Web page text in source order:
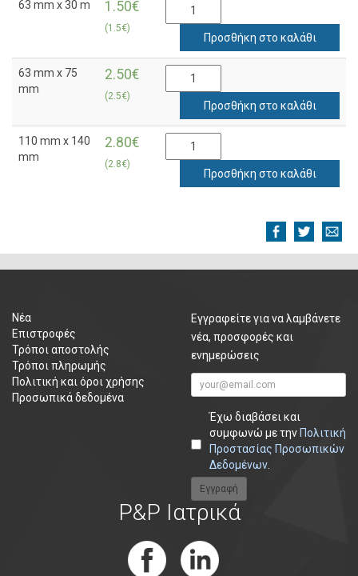
63 mm x 30 m 1.50€
(1.5€)
Προσθήκη στο καλάθι
63 mm x 75
mm
2.50€
(2.5€)
Προσθήκη στο καλάθι
110 mm x 140
mm
2.80€
(2.8€)
Προσθήκη στο καλάθι
Νέα
Επιστροφές
Τρόποι αποστολής
Τρόποι πληρωμής
Πολιτική και όροι χρήσης
Προσωπικά δεδομένα
Εγγραφείτε για να λαμβάνετε
νέα, προσφορές και
ενημερώσεις
Έχω διαβάσει και
συμφωνώ με την Πολιτική
Προστασίας Προσωπικών
Δεδομένων
P&P Ιατρικά